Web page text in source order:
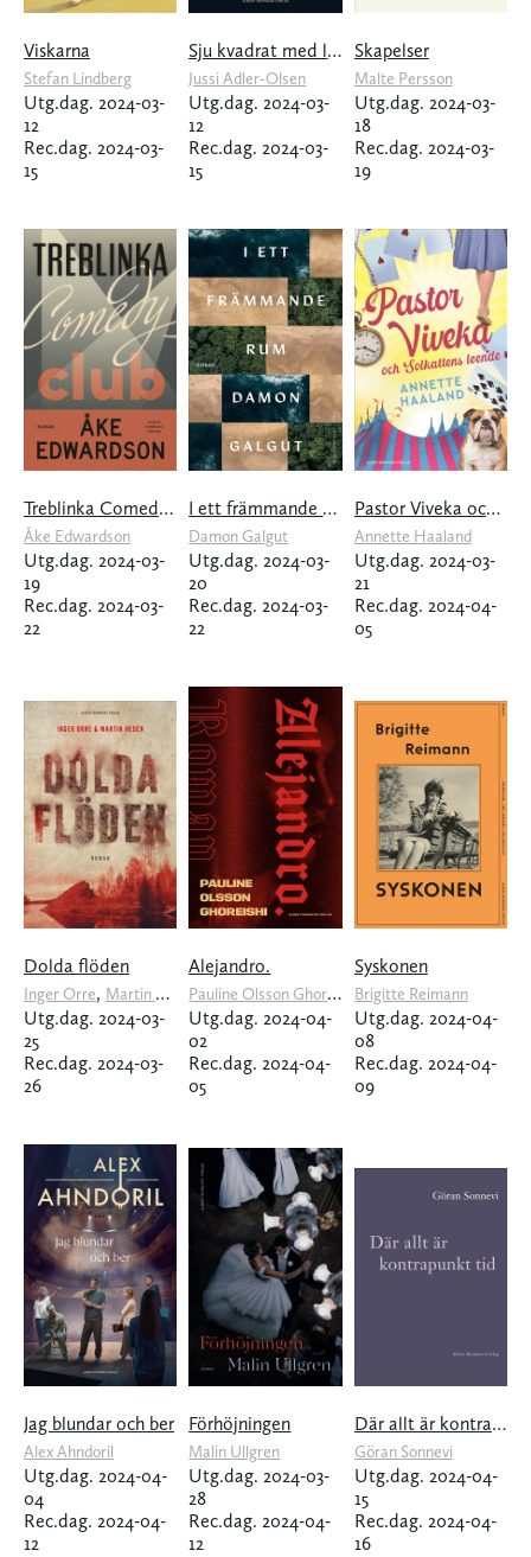
Viskarna
Stefan Lindberg
Utg.dag. 2024-03-
12
Rec.dag. 2024-03-
15
Sju kvadrat med lås
Jussi Adler-Olsen
Utg.dag. 2024-03-
12
Rec.dag. 2024-03-
15
Skapelser
Malte Persson
Utg.dag. 2024-03-
18
Rec.dag. 2024-03-
19
Treblinka Comedy Club
Åke Edwardson
Utg.dag. 2024-03-
19
Rec.dag. 2024-03-
22
I ett främmande rum
Damon Galgut
Utg.dag. 2024-03-
20
Rec.dag. 2024-03-
22
Pastor Viveka och Solkattens leende
Annette Haaland
Utg.dag. 2024-03-
21
Rec.dag. 2024-04-
05
Dolda flöden
Inger Orre, Martin Hedén
Utg.dag. 2024-03-
25
Rec.dag. 2024-03-
26
Alejandro.
Pauline Olsson Ghoreishi
Utg.dag. 2024-04-
02
Rec.dag. 2024-04-
05
Syskonen
Brigitte Reimann
Utg.dag. 2024-04-
08
Rec.dag. 2024-04-
09
Jag blundar och ber
Alex Ahndoril
Utg.dag. 2024-04-
04
Rec.dag. 2024-04-
12
Förhöjningen
Malin Ullgren
Utg.dag. 2024-03-
28
Rec.dag. 2024-04-
12
Där allt är kontrapunkt tid
Göran Sonnevi
Utg.dag. 2024-04-
15
Rec.dag. 2024-04-
16